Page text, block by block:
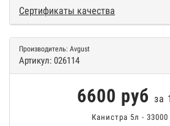
Сертификаты качества
Производитель: Avgust
Артикул: 026114
6600 руб за
Канистра 5л - 33000